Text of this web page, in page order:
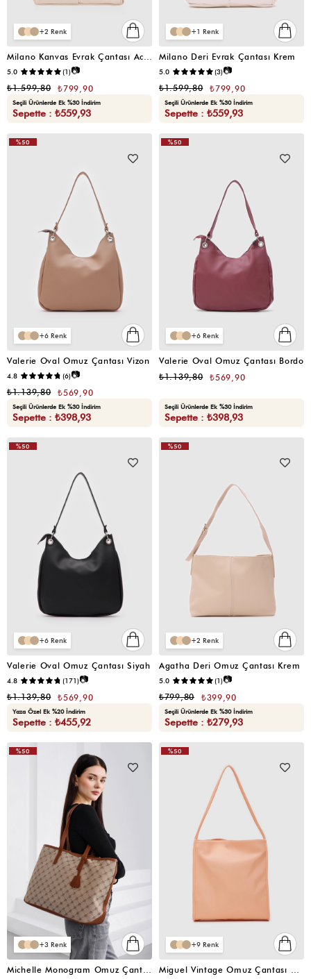
2
5.0 (1)📷
₺799,90
₺1.599,80
Seçili Ürünlerde Ek %30 İndirim
Sepette : ₺559,93
1
Milano Deri Evrak Çantası Krem
5.0 (3)📷
₺799,90
₺1.599,80
Seçili Ürünlerde Ek %30 İndirim
Sepette : ₺559,93
6
Valerie Oval Omuz Çantası Vizon
4.8 (6)📷
₺569,90
₺1.139,80
Seçili Ürünlerde Ek %30 İndirim
Sepette : ₺398,93
%50
6
Valerie Oval Omuz Çantası Bordo
₺569,90
₺1.139,80
Seçili Ürünlerde Ek %30 İndirim
Sepette : ₺398,93
%50
6
Valerie Oval Omuz Çantası Siyah
4.8 (171)📷
₺569,90
₺1.139,80
Yaza Özel Ek %20 İndirim
Sepette : ₺455,92
%50
2
Agatha Deri Omuz Çantası Krem
5.0 (1)📷
₺399,90
₺799,80
Seçili Ürünlerde Ek %30 İndirim
Sepette : ₺279,93
%50
3
Michelle Monogram Omuz Çantası Taba
%50
9
Miguel Vintage Omuz Çantası Somon
%50